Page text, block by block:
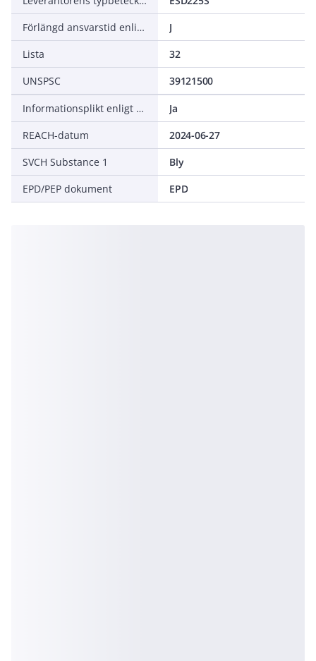
Förlängd ansvarstid enligt ALEM-09
J
Lista
32
UNSPSC
39121500
Informationsplikt enligt REACH
Ja
REACH-datum
2024-06-27
SVCH Substance 1
Bly
EPD/PEP dokument
EPD